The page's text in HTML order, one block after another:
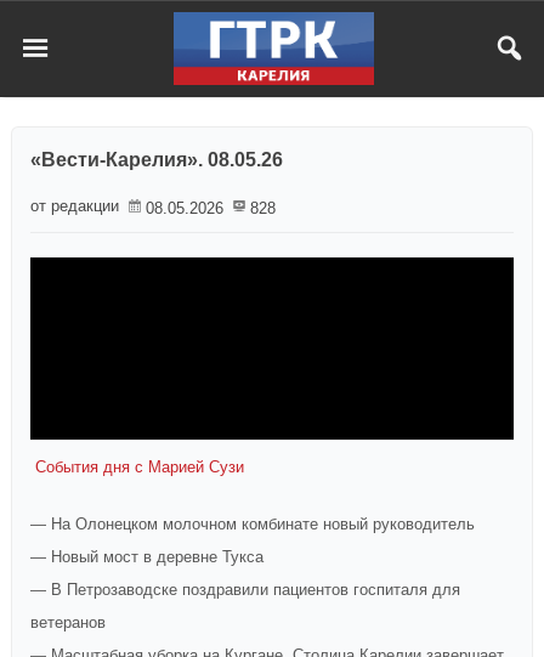
«Вести-Карелия». 08.05.26
от редакции 08.05.2026 828
События дня с Марией Сузи
— На Олонецком молочном комбинате новый руководитель
— Новый мост в деревне Тукса
— В Петрозаводске поздравили пациентов госпиталя для
ветеранов